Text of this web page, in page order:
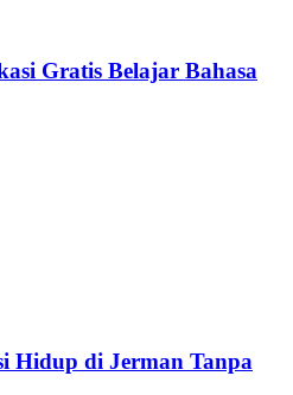
Gratis Belajar Bahasa
Hidup di Jerman Tanpa